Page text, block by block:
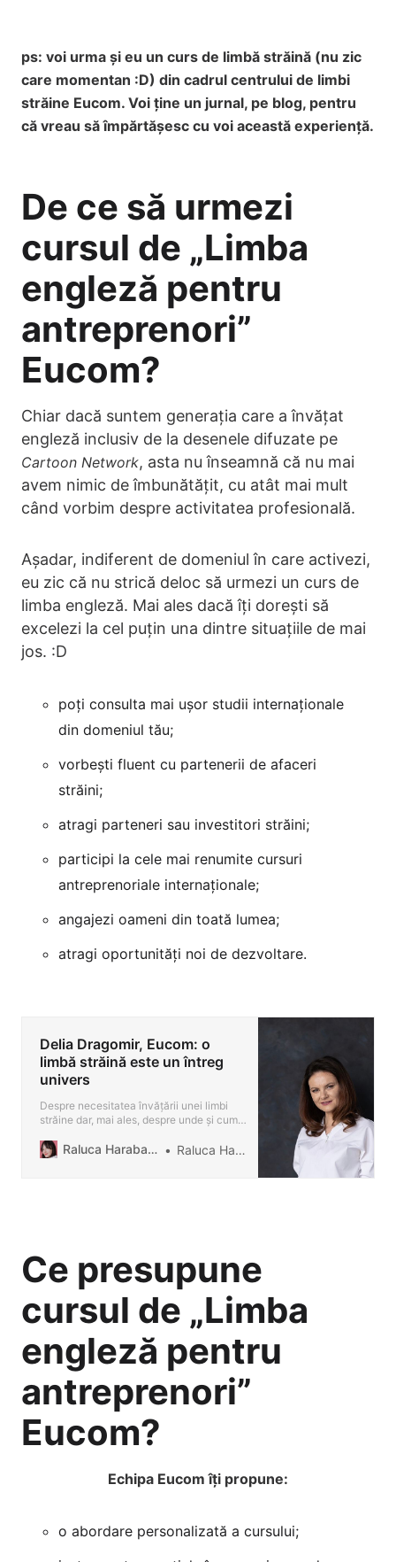
ps: voi urma și eu un curs de limbă străină (nu zic
care momentan :D) din cadrul centrului de limbi
străine Eucom. Voi ține un jurnal, pe blog, pentru
că vreau să împărtășesc cu voi această experiență.
De ce să urmezi
cursul de „Limba
engleză pentru
antreprenori”
Eucom?
Chiar dacă suntem generația care a învățat
engleză inclusiv de la desenele difuzate pe
Cartoon Network, asta nu înseamnă că nu mai
avem nimic de îmbunătățit, cu atât mai mult
când vorbim despre activitatea profesională.
Așadar, indiferent de domeniul în care activezi,
eu zic că nu strică deloc să urmezi un curs de
limba engleză. Mai ales dacă îți dorești să
excelezi la cel puțin una dintre situațiile de mai
jos. :D
poți consulta mai ușor studii internaționale
din domeniul tău;
vorbești fluent cu partenerii de afaceri
străini;
atragi parteneri sau investitori străini;
participi la cele mai renumite cursuri
antreprenoriale internaționale;
angajezi oameni din toată lumea;
atragi oportunități noi de dezvoltare.
Delia Dragomir, Eucom: o
limbă străină este un întreg
univers
Despre necesitatea învățării unei limbi
străine dar, mai ales, despre unde și cum
profesionistă și dedicată.
Raluca Harabagiu Blog Raluca Harabagiu
Ce presupune
cursul de „Limba
engleză pentru
antreprenori”
Eucom?
Echipa Eucom îți propune:
o abordare personalizată a cursului;